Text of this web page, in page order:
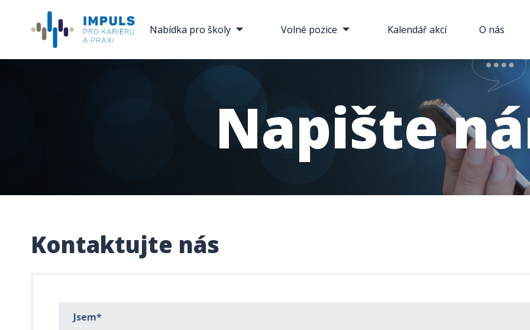
Nabídka pro školy Volné pozice Kalendář akcí O nás
Napište
Kontaktujte nás
Jsem*